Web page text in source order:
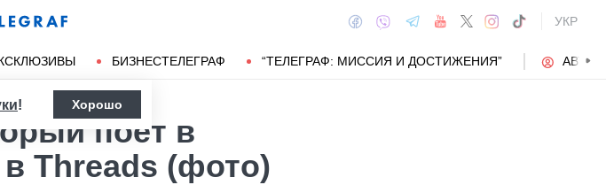
УКР
БИЗНЕСТЕЛЕГРАФ “ТЕЛЕГРАФ: МИССИЯ И ДОСТИЖЕНИЯ”
! Хорошо
поет в
Threads (фото)